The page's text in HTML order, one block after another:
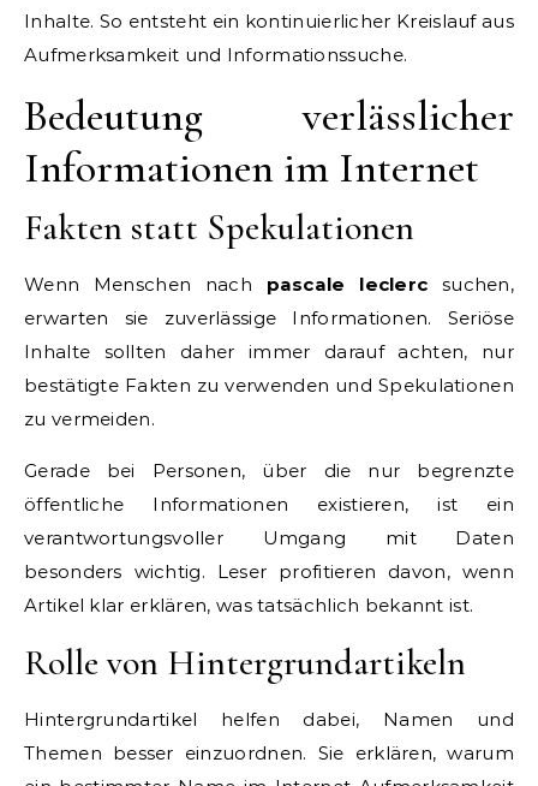
Inhalte. So entsteht ein kontinuierlicher Kreislauf aus
Aufmerksamkeit und Informationssuche.
Bedeutung verlässlicher
Informationen im Internet
Fakten statt Spekulationen
Wenn Menschen nach pascale leclerc suchen,
erwarten sie zuverlässige Informationen. Seriöse
Inhalte sollten daher immer darauf achten, nur
bestätigte Fakten zu verwenden und Spekulationen
zu vermeiden.
Gerade bei Personen, über die nur begrenzte
öffentliche Informationen existieren, ist ein
verantwortungsvoller Umgang mit Daten
besonders wichtig. Leser profitieren davon, wenn
Artikel klar erklären, was tatsächlich bekannt ist.
Rolle von Hintergrundartikeln
Hintergrundartikel helfen dabei, Namen und
Themen besser einzuordnen. Sie erklären, warum